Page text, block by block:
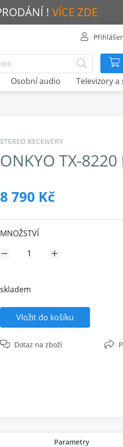
! VÍCE ZDE
STEREO RECEIVERY
ONKYO TX-8220
8 790 Kč
MNOŽSTVÍ
skladem
Vložit do košíku
Dotaz na zboží
Parametry
Osobní audio Televizory